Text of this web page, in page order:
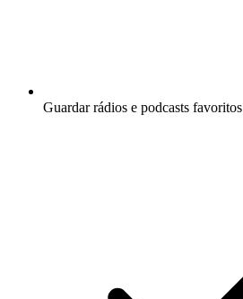
Guardar rádios e podcasts favoritos